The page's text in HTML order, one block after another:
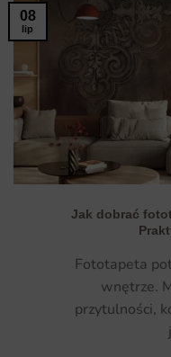
Jak dobrać
Fototapeta
wnętrze.
przytulności,
08
lip